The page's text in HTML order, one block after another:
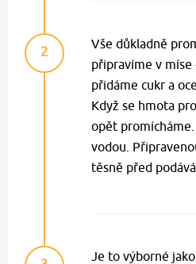
2
Vše důkladně
připravíme v míse
přidáme cukr a
Když se hmota
opět
vodou.
těsně před
Je to výborné